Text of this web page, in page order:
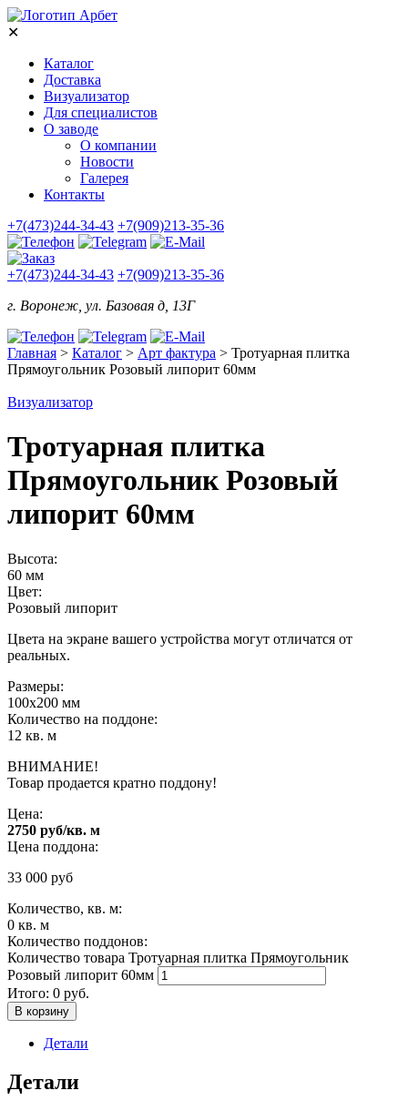
✕
Каталог
Доставка
Визуализатор
Для специалистов
О заводе
О компании
Новости
Галерея
Контакты
+7(473)244-34-43 +7(909)213-35-36
+7(473)244-34-43 +7(909)213-35-36
г. Воронеж, ул. Базовая д, 13Г
Главная > Каталог > Арт фактура > Тротуарная плитка
Прямоугольник Розовый липорит 60мм
Визуализатор
Тротуарная плитка
Прямоугольник Розовый
липорит 60мм
Высота:
60 мм
Цвет:
Розовый липорит
Цвета на экране вашего устройства могут отличатся от
реальных.
Размеры:
100х200 мм
Количество на поддоне:
12 кв. м
ВНИМАНИЕ!
Товар продается кратно поддону!
Цена:
2750 руб/кв. м
Цена поддона:
33 000 руб
Количество, кв. м:
0 кв. м
Количество поддонов:
Количество товара Тротуарная плитка Прямоугольник
Розовый липорит 60мм
Итого: 0 руб.
В корзину
Детали
Детали